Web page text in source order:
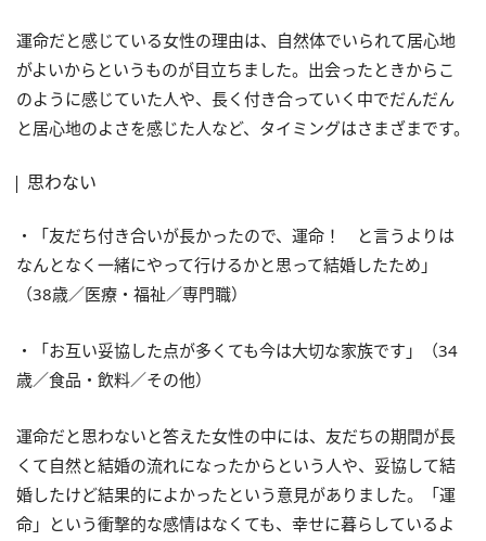
運命だと感じている女性の理由は、自然体でいられて居心地
がよいからというものが目立ちました。出会ったときからこ
のように感じていた人や、長く付き合っていく中でだんだん
と居心地のよさを感じた人など、タイミングはさまざまです。
思わない
・「友だち付き合いが長かったので、運命！ と言うよりは
なんとなく一緒にやって行けるかと思って結婚したため」
（38歳／医療・福祉／専門職）
・「お互い妥協した点が多くても今は大切な家族です」（34
歳／食品・飲料／その他）
運命だと思わないと答えた女性の中には、友だちの期間が長
くて自然と結婚の流れになったからという人や、妥協して結
婚したけど結果的によかったという意見がありました。「運
命」という衝撃的な感情はなくても、幸せに暮らしているよ